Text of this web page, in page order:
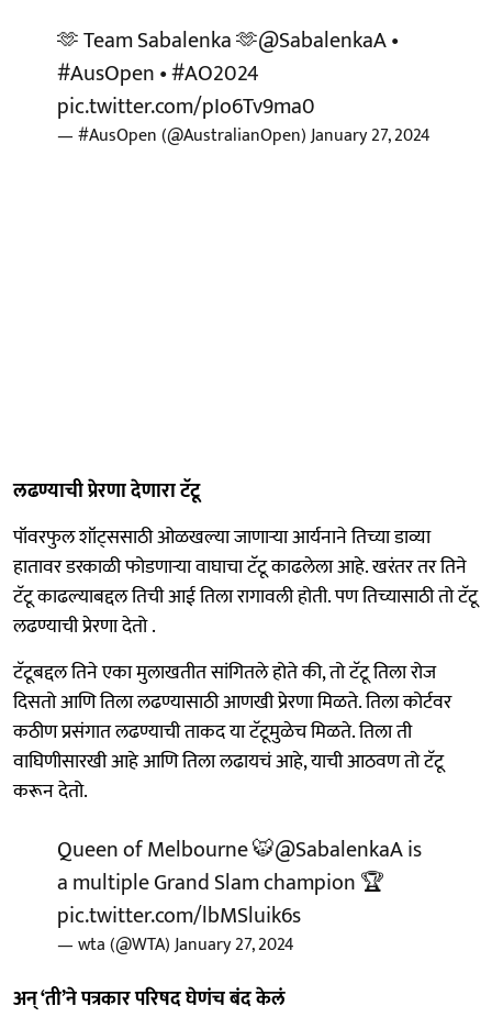
🫶 Team Sabalenka 🫶@SabalenkaA•
#AusOpen•#AO2024
pic.twitter.com/pIo6Tv9ma0
— #AusOpen (@AustralianOpen)January 27, 2024
लढण्याची प्रेरणा देणारा टॅटू
पॉवरफुल शॉट्ससाठी ओळखल्या जाणाऱ्या आर्यनाने तिच्या डाव्या
हातावर डरकाळी फोडणाऱ्या वाघाचा टॅटू काढलेला आहे. खरंतर तर तिने
टॅटू काढल्याबद्दल तिची आई तिला रागावली होती. पण तिच्यासाठी तो टॅटू
लढण्याची प्रेरणा देतो .
टॅटूबद्दल तिने एका मुलाखतीत सांगितले होते की, तो टॅटू तिला रोज
दिसतो आणि तिला लढण्यासाठी आणखी प्रेरणा मिळते. तिला कोर्टवर
कठीण प्रसंगात लढण्याची ताकद या टॅटूमुळेच मिळते. तिला ती
वाघिणीसारखी आहे आणि तिला लढायचं आहे, याची आठवण तो टॅटू
करून देतो.
Queen of Melbourne 🐯@SabalenkaAis
a multiple Grand Slam champion 🏆
pic.twitter.com/lbMSluik6s
— wta (@WTA)January 27, 2024
अन् ‘ती’ने पत्रकार परिषद घेणंच बंद केलं